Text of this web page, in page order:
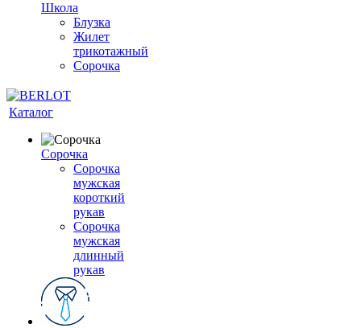
Школа
Блузка
Жилет
трикотажный
Сорочка
Каталог
Сорочка
Сорочка
мужская
короткий
рукав
Сорочка
мужская
длинный
рукав